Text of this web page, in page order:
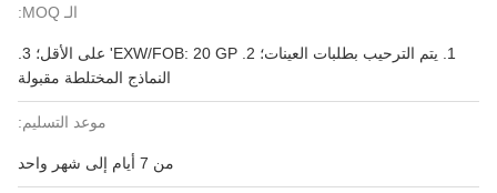
الـ MOQ:
1. يتم الترحيب بطلبات العينات؛ 2. EXW/FOB: 20 ​​GP' على الأقل؛ 3.
النماذج المختلطة مقبولة
موعد التسليم:
من 7 أيام إلى شهر واحد